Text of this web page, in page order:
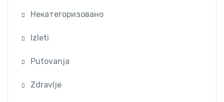
Некатегоризовано
Izleti
Putovanja
Zdravlje